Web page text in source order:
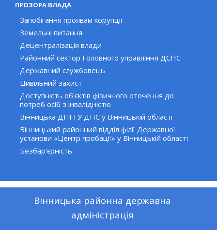
ПРОЗОРА ВЛАДА
Запобігання проявам корупції
Земельні питання
Децентралізація влади
Районний сектор Головного управління ДСНС
Державний службовець
Цивільний захист
Доступність об'єктів фізичного оточення до
потреб осіб з інвалідністю
Вінницька ДПІ ГУ ДПС у Вінницькій області
Вінницький районний відділ філії Державної
установи «Центр пробації» у Вінницькій області
Безбар'єрність
Вінницька районна державна
адміністрація